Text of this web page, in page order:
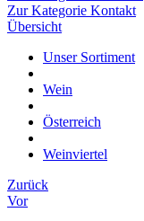
Zur Kategorie Kontakt
Übersicht
Unser Sortiment
Wein
Österreich
Weinviertel
Zurück
Vor